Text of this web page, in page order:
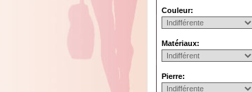
Couleur:
Matériaux:
Pierre: